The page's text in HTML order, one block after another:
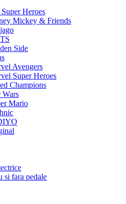
Heroes
Mickey & Friends
Side
Avengers
Super Heroes
Champions
Mario
si fara pedale